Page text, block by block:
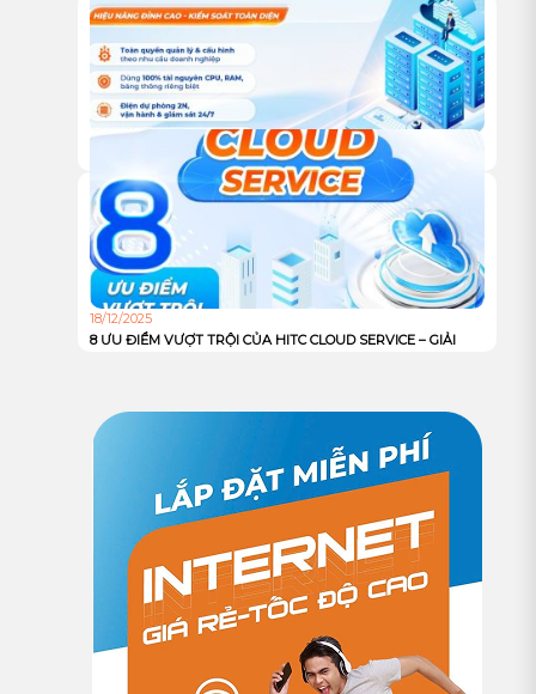
VÀ TỐI ƯU TRẢI NGHIỆM NGƯỜI DÙNG TOÀN CẦU
18/12/2025
DỊCH VỤ DEDICATED SERVER TỪ HITC – HIỆU NĂNG ĐỈNH
CAO, KIỂM SOÁT TOÀN DIỆN CHO DOANH NGHIỆP
18/12/2025
8 ƯU ĐIỂM VƯỢT TRỘI CỦA HITC CLOUD SERVICE – GIẢI